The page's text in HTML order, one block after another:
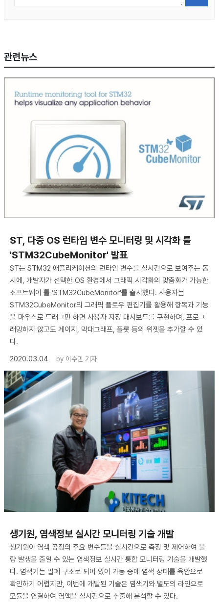
관련뉴스
​ST, 다중 OS 런타임 변수 모니터링 및 시각화 툴
'STM32CubeMonitor' 발표
ST는 STM32 애플리케이션의 런타임 변수를 실시간으로 보여주는 동
시에, 개발자가 선택한 OS 환경에서 그래픽 시각화의 맞춤화가 가능한
소프트웨어 툴 ‘STM32CubeMonitor’를 출시했다. 사용자는
STM32CubeMonitor의 그래픽 플로우 편집기를 활용해 항목과 기능
을 마우스로 드래그만 하면 사용자 지정 대시보드를 구현하며, 프로그
래밍하지 않고도 게이지, 막대그래프, 플롯 등의 위젯을 추가할 수 있
다.
2020.03.04
by 이수민 기자
​생기원, 염색정보 실시간 모니터링 기술 개발
생기원이 염색 공정의 주요 변수들을 실시간으로 측정 및 제어하여 불
량 발생을 줄일 수 있는 염색정보 실시간 통합 모니터링 기술을 개발했
다. 염색기는 밀폐 구조로 되어 있어 가동 중에 염색 상태를 육안으로
확인하기 어렵지만, 이번에 개발된 기술은 염색기와 별도의 라인으로
모듈을 연결하여 염액을 실시간으로 추출해 분석할 수 있다.